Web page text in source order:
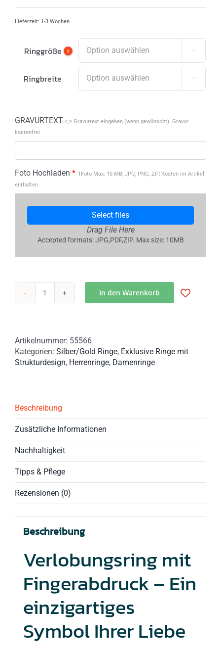
Lieferzeit: 1-3 Wochen
Ringgröße i 
Ringbreite 
GRAVURTEXT 👉 Gravurtext eingeben (wenn gewünscht). Gravur
kostenfrei
Foto Hochladen * 1Foto Max: 10 MB; JPG, PNG, ZIP, Kosten im Artikel
enthalten
Select files
Drag File Here
Accepted formats: JPG,PDF,ZIP. Max size: 10MB
Verlobungsring
Handgefertigt
aus
Silber
In den Warenkorb
Artikelnummer: 55566
Kategorien: Silber/Gold Ringe, Exklusive Ringe mit
Strukturdesign, Herrenringe, Damenringe
Beschreibung
Zusätzliche Informationen
Nachhaltigkeit
Tipps & Pflege
Rezensionen (0)
Beschreibung
Verlobungsring mit
Fingerabdruck – Ein
einzigartiges
Symbol Ihrer Liebe